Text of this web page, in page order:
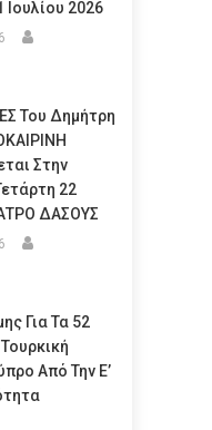
2026
Του Δημήτρη
Στην
22
ΔΑΣΟΥΣ
Για Τα 52
Από Την Ε’